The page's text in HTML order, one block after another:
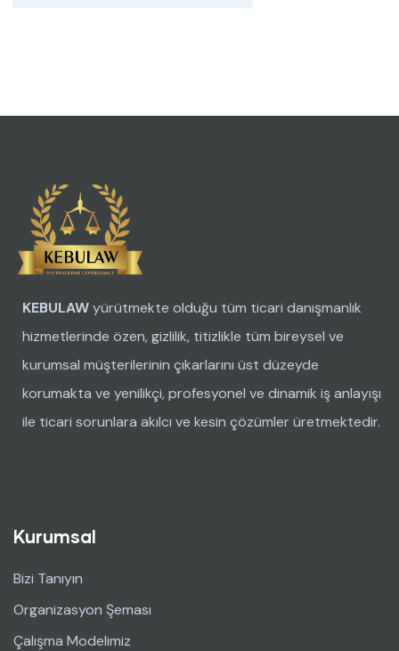
KEBULAWyürütmekte olduğu tüm ticari danışmanlık
hizmetlerinde özen, gizlilik, titizlikle tüm bireysel ve
kurumsal müşterilerinin çıkarlarını üst düzeyde
korumakta ve yenilikçi, profesyonel ve dinamik iş anlayışı
ile ticari sorunlara akılcı ve kesin çözümler üretmektedir.
Kurumsal
Bizi Tanıyın
Organizasyon Şeması
Çalışma Modelimiz